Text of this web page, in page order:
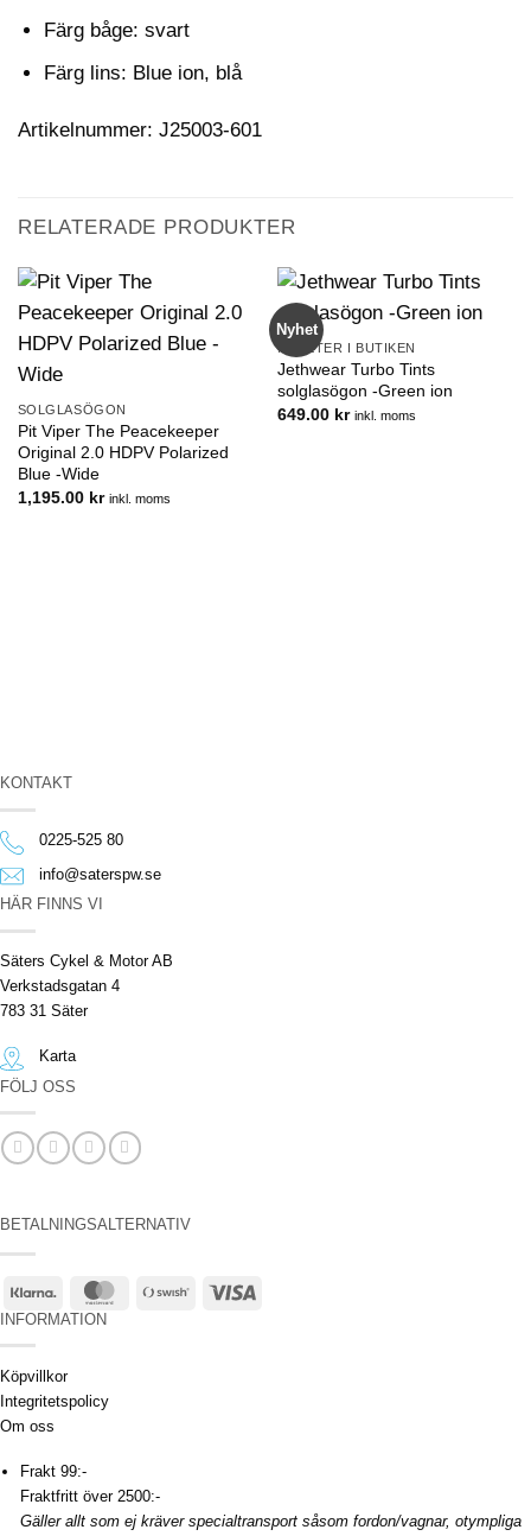
Färg båge: svart
Färg lins: Blue ion, blå
Artikelnummer: J25003-601
RELATERADE PRODUKTER
SOLGLASÖGON
Pit Viper The Peacekeeper
Original 2.0 HDPV Polarized
Blue -Wide
1,195.00 kr inkl. moms
Nyhet
NYHETER I BUTIKEN
Jethwear Turbo Tints
solglasögon -Green ion
649.00 kr inkl. moms
KONTAKT
0225-525 80
info@saterspw.se
HÄR FINNS VI
Säters Cykel & Motor AB
Verkstadsgatan 4
783 31 Säter
Karta
FÖLJ OSS
BETALNINGSALTERNATIV
Klarna MasterCardSwish
INFORMATION
Köpvillkor
Integritetspolicy
Om oss
Frakt 99:-
Fraktfritt över 2500:-
Gäller allt som ej kräver specialtransport såsom fordon/vagnar, otympliga